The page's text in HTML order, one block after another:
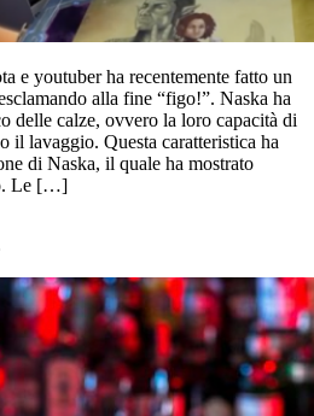
e youtuber ha recentemente fatto un
alla fine “figo!”. Naska ha
delle calze, ovvero la loro capacità di
il lavaggio. Questa caratteristica ha
di Naska, il quale ha mostrato
Le […]